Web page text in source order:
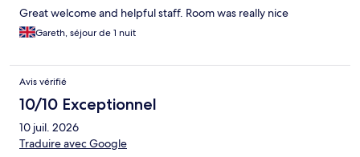
Great welcome and helpful staff. Room was really nice
Gareth, séjour de 1 nuit
Avis vérifié
10/10 Exceptionnel
10 juil. 2026
Traduire avec Google